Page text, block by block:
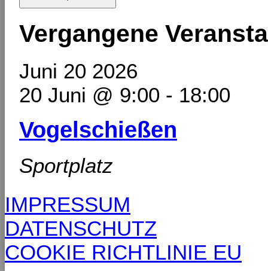
Vergangene
Juni 20 2026
20 Juni @ 9:00 - 18:00
Vogelschießen
Sportplatz
IMPRESSUM
DATENSCHUTZ
COOKIE RICHTLINIE EU